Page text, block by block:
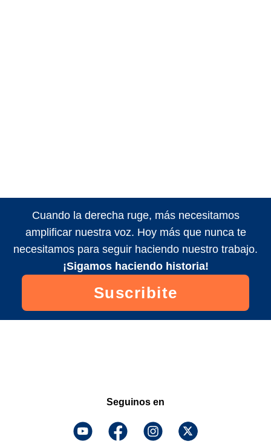
Cuando la derecha ruge, más necesitamos
amplificar nuestra voz. Hoy más que nunca te
necesitamos para seguir haciendo nuestro trabajo.
¡Sigamos haciendo historia!
Suscribite
Seguinos en